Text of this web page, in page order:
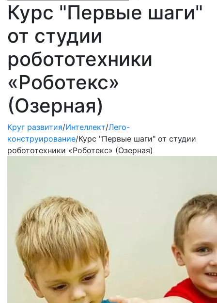
Курс "Первые шаги"
от студии
робототехники
«Роботекс»
(Озерная)
Круг развития/Интеллект/Лего-
конструирование/Курс "Первые шаги" от студии
робототехники «Роботекс» (Озерная)